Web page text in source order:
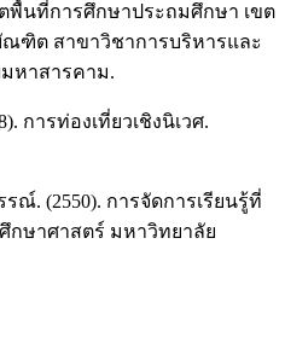
พื้นที่การศึกษาประถมศึกษา เขต
ฑิต สาขาวิชาการบริหารและ
หาสารคาม.
การท่องเที่ยวเชิงนิเวศ.
ณ์. (2550). การจัดการเรียนรู้ที่
กษาศาสตร์ มหาวิทยาลัย